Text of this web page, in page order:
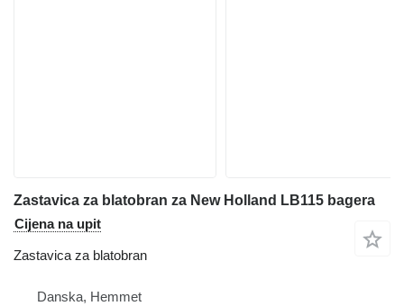
Zastavica za blatobran za New Holland LB115 bagera
Cijena na upit
Zastavica za blatobran
Danska, Hemmet